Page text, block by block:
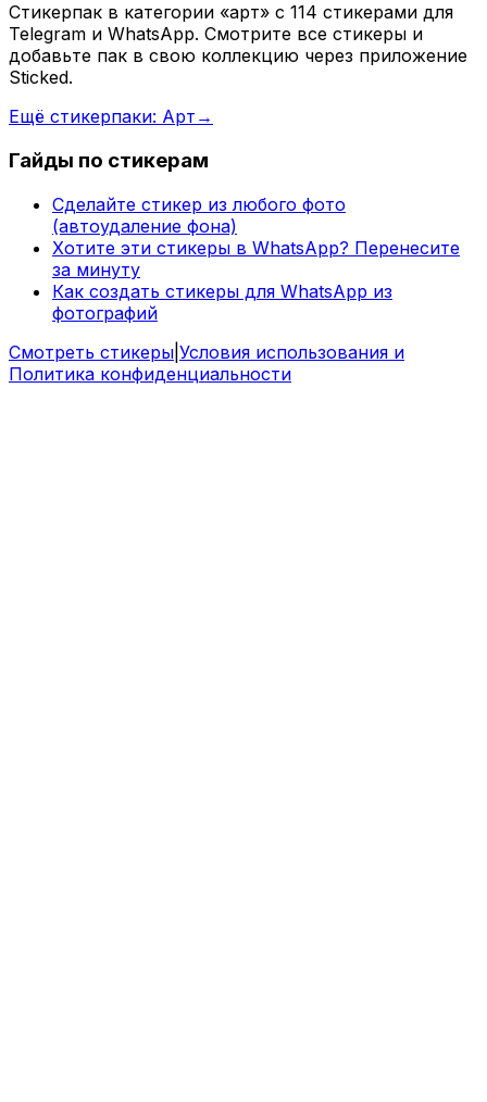
Стикерпак в категории «арт» с 114 стикерами для
Telegram и WhatsApp. Смотрите все стикеры и
добавьте пак в свою коллекцию через приложение
Sticked.
Ещё стикерпаки: Арт →
Гайды по стикерам
Сделайте стикер из любого фото
(автоудаление фона)
Хотите эти стикеры в WhatsApp? Перенесите
за минуту
Как создать стикеры для WhatsApp из
фотографий
Смотреть стикеры Условия использования и
Политика конфиденциальности